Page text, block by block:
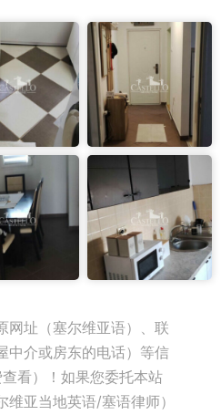
网址（塞尔维亚语）、联
中介或房东的电话）等信
看）！如果您委托本站
亚当地英语/塞语律师）